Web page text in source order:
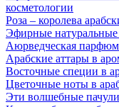
косметологии
Роза – королева
Эфирные натуральные
Аюрведческая
Арабские аттары в
Восточные специи в
Цветочные ноты в
Эти волшебные пачули